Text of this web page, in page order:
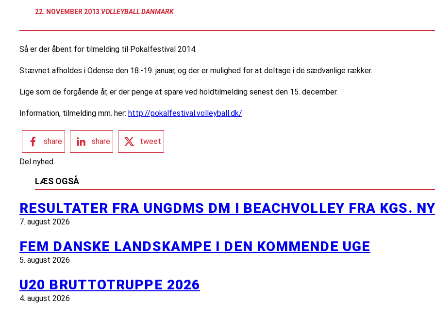
22. NOVEMBER 2013:VOLLEYBALL DANMARK
Så er der åbent for tilmelding til Pokalfestival 2014.
Stævnet afholdes i Odense den 18.-19. januar, og der er mulighed for at deltage i de sædvanlige rækker.
Lige som de forgående år, er der penge at spare ved holdtilmelding senest den 15. december.
Information, tilmelding mm. her: http://pokalfestival.volleyball.dk/
share share tweet
Del nyhed
LÆS OGSÅ
RESULTATER FRA UNGDMS DM I BEACHVOLLEY FRA KGS.
7. august 2026
FEM DANSKE LANDSKAMPE I DEN KOMMENDE UGE
5. august 2026
U20 BRUTTOTRUPPE 2026
4. august 2026